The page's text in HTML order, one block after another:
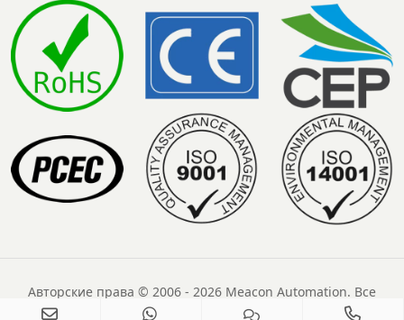
Авторские права © 2006 - 2026 Meacon Automation. Все
права защищены.